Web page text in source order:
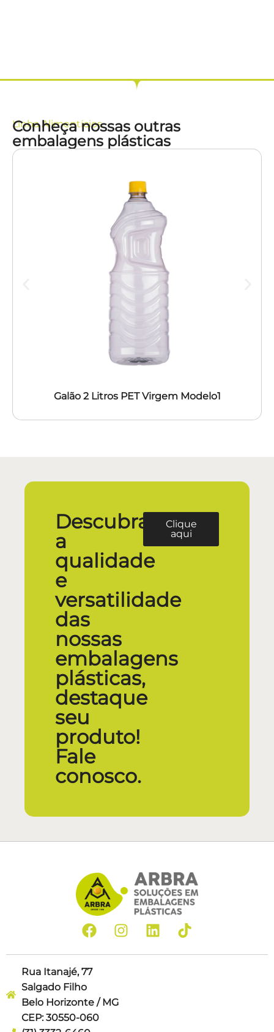
LinhaAlimentícios
Conheça nossas outras
embalagens plásticas
Galão 2 Litros PET Virgem Modelo1
Descubra
a
qualidade
e
versatilidade
das
nossas
embalagens
plásticas,
destaque
seu
produto!
Fale
conosco.
Clique
aqui
Rua Itanajé, 77
Salgado Filho
Belo Horizonte / MG
CEP: 30550-060